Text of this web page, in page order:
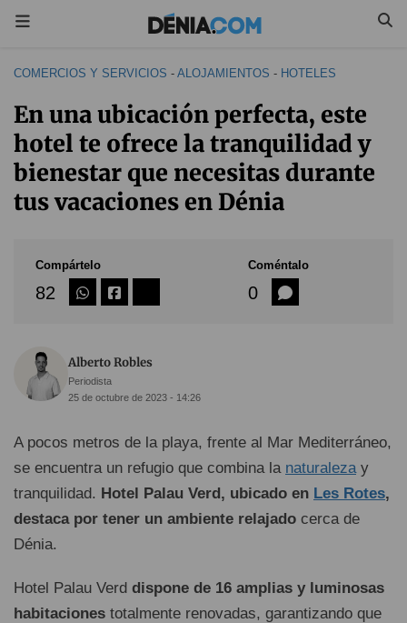
COMERCIOS Y SERVICIOS - ALOJAMIENTOS - HOTELES
En una ubicación perfecta, este
hotel te ofrece la tranquilidad y
bienestar que necesitas durante
tus vacaciones en Dénia
Compártelo
82
Coméntalo
0
Alberto Robles
Periodista
25 de octubre de 2023 - 14:26
A pocos metros de la playa, frente al Mar Mediterráneo,
se encuentra un refugio que combina la naturalezay
tranquilidad. Hotel Palau Verd, ubicado en Les Rotes,
destaca por tener un ambiente relajado cerca de
Dénia.
Hotel Palau Verd dispone de 16 amplias y luminosas
habitaciones totalmente renovadas, garantizando que